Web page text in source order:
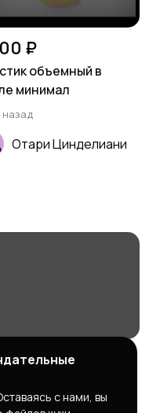
₽
объемный в
минимал
назад
Отари Цинделиани
дизайна
с нами, вы